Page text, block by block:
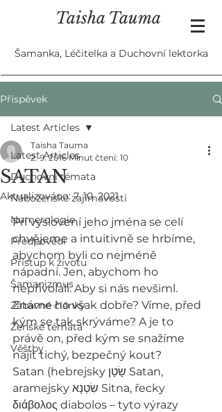
Taisha Tauma
Šamanka, Léčitelka a Duchovní lektorka
Příspěvek
Latest Articles
Duchovní témata
Náboženské zajímavosti
Numerologie
Předpovědi
Přístup k životu
Šamanizmus
Zábavné články
Ženské témata
Věštby
Latest Articles
SATAN
Taisha Tauma
2. 9. 2016 Minut čtení: 10
Aktualizováno:7. 10. 2021
Při vyslovení jeho jména se celí
chvějeme a intuitivně se hrbíme,
abychom byli co nejméně
nápadní. Jen, abychom ho
nepřivolali. Aby si nás nevšiml.
Známe ho však dobře? Víme, před
kým se tak skrýváme? A je to
právě on, před kým se snažíme
najít tichý, bezpečný kout?
Satan (hebrejsky שָׂטָן Satan,
aramejsky שִׂטְנָא Sitna, řecky
διάβολος diabolos – tyto výrazy